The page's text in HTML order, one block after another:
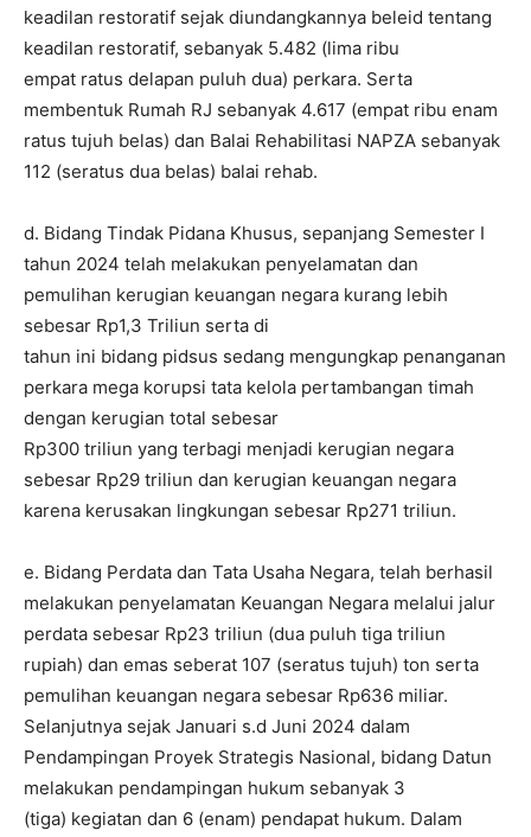
keadilan restoratif sejak diundangkannya beleid tentang
keadilan restoratif, sebanyak 5.482 (lima ribu
empat ratus delapan puluh dua) perkara. Serta
membentuk Rumah RJ sebanyak 4.617 (empat ribu enam
ratus tujuh belas) dan Balai Rehabilitasi NAPZA sebanyak
112 (seratus dua belas) balai rehab.
d. Bidang Tindak Pidana Khusus, sepanjang Semester I
tahun 2024 telah melakukan penyelamatan dan
pemulihan kerugian keuangan negara kurang lebih
sebesar Rp1,3 Triliun serta di
tahun ini bidang pidsus sedang mengungkap penanganan
perkara mega korupsi tata kelola pertambangan timah
dengan kerugian total sebesar
Rp300 triliun yang terbagi menjadi kerugian negara
sebesar Rp29 triliun dan kerugian keuangan negara
karena kerusakan lingkungan sebesar Rp271 triliun.
e. Bidang Perdata dan Tata Usaha Negara, telah berhasil
melakukan penyelamatan Keuangan Negara melalui jalur
perdata sebesar Rp23 triliun (dua puluh tiga triliun
rupiah) dan emas seberat 107 (seratus tujuh) ton serta
pemulihan keuangan negara sebesar Rp636 miliar.
Selanjutnya sejak Januari s.d Juni 2024 dalam
Pendampingan Proyek Strategis Nasional, bidang Datun
melakukan pendampingan hukum sebanyak 3
(tiga) kegiatan dan 6 (enam) pendapat hukum. Dalam